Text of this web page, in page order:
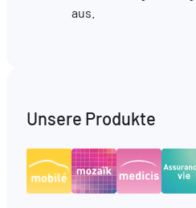
aus.
Unsere Produkte